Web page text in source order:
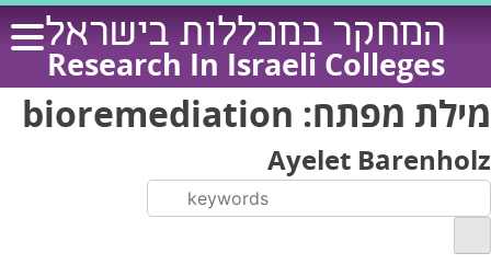
Skip
content
המחקר במכללות בישראל
Research In Israeli Colleges
מילת מפתח: bioremediation
Ayelet Barenholz